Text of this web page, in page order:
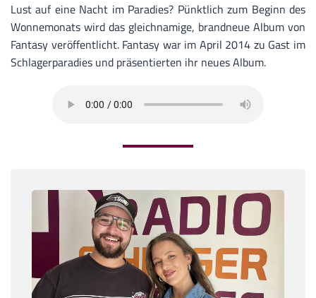
Lust auf eine Nacht im Paradies? Pünktlich zum Beginn des
Wonnemonats wird das gleichnamige, brandneue Album von
Fantasy veröffentlicht. Fantasy war im April 2014 zu Gast im
Schlagerparadies und präsentierten ihr neues Album.